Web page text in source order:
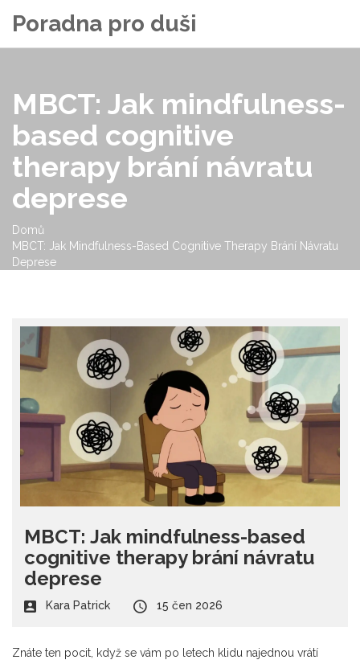
Poradna pro duši
MBCT: Jak mindfulness-
based cognitive
therapy brání návratu
deprese
Domů
MBCT: Jak Mindfulness-Based Cognitive Therapy Brání Návratu
Deprese
MBCT: Jak mindfulness-based
cognitive therapy brání návratu
deprese
Kara Patrick 15 čen 2026
Znáte ten pocit, když se vám po letech klidu najednou vrátí